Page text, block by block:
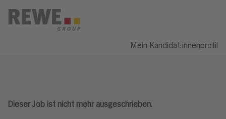
Mein Kandidat:innenprofil
Dieser Job ist nicht mehr ausgeschrieben.